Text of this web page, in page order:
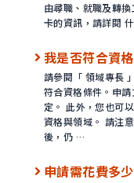
由尋職、就職及轉
卡的資訊，請詳閱
我是否符合資
請參閱「 領域專長
符合資格條件。申
定。 此外，您也可
資格與領域。 請注
後，仍 …
申請需花費多